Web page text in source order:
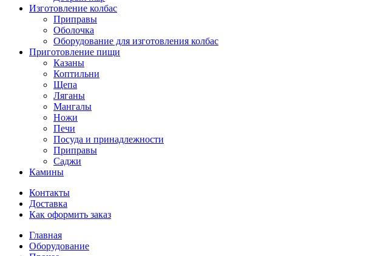
Изготовление колбас
Приправы
Оболочка
Оборудование для изготовления колбас
Приготовление пищи
Казаны
Коптильни
Щепа
Ляганы
Мангалы
Ножи
Печи
Посуда и принадлежности
Приправы
Саджи
Камины
Контакты
Доставка
Как оформить заказ
Главная
Оборудование